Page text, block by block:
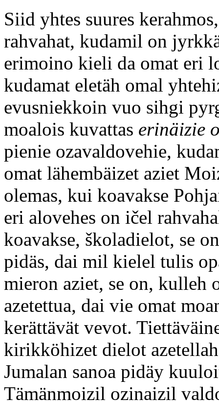
Siid yhtes suures
rahvahat, kudamil on
erimoino kieli da omat eri
kudamat eletäh omal
evusniekkoin vuo sihgi
moalois kuvattas erinäizie
pienie ozavaldovehie,
omat lähembäizet aziet
olemas, kui koavakse
eri alovehes on ičel
koavakse, školadielot, se
pidäs, dai mil kielel tulis
mieron aziet, se on, kulleh
azetettua, dai vie omat
kerättävät vevot.
kirikköhizet dielot
Jumalan sanoa pidäy
Tämänmoizil ozinaizil